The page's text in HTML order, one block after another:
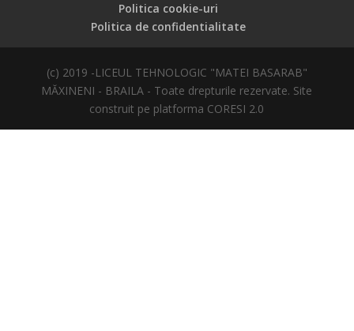
Politica cookie-uri
Politica de confidentialitate
(c) 2019 -LICEUL TEHNOLOGIC "MATEI BASARAB"
MĂXINENI - BRAILA - Toate drepturile rezervate. Site
construit pe platforma CORESI 2.0